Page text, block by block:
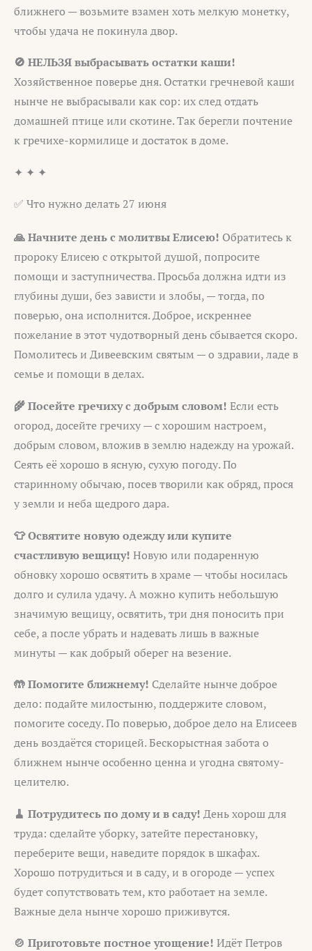
ближнего — возьмите взамен хоть мелкую монетку,
чтобы удача не покинула двор.
🚫 НЕЛЬЗЯ выбрасывать остатки каши!
Хозяйственное поверье дня. Остатки гречневой каши
нынче не выбрасывали как сор: их след отдать
домашней птице или скотине. Так берегли почтение
к гречихе-кормилице и достаток в доме.
✦ ✦ ✦
✅ Что нужно делать 27 июня
🙏 Начните день с молитвы Елисею! Обратитесь к
пророку Елисею с открытой душой, попросите
помощи и заступничества. Просьба должна идти из
глубины души, без зависти и злобы, — тогда, по
поверью, она исполнится. Доброе, искреннее
пожелание в этот чудотворный день сбывается скоро.
Помолитесь и Дивеевским святым — о здравии, ладе в
семье и помощи в делах.
🌾 Посейте гречиху с добрым словом! Если есть
огород, досейте гречиху — с хорошим настроем,
добрым словом, вложив в землю надежду на урожай.
Сеять её хорошо в ясную, сухую погоду. По
старинному обычаю, посев творили как обряд, прося
у земли и неба щедрого дара.
👕 Освятите новую одежду или купите
счастливую вещицу! Новую или подаренную
обновку хорошо освятить в храме — чтобы носилась
долго и сулила удачу. А можно купить небольшую
значимую вещицу, освятить, три дня поносить при
себе, а после убрать и надевать лишь в важные
минуты — как добрый оберег на везение.
🤲 Помогите ближнему! Сделайте нынче доброе
дело: подайте милостыню, поддержите словом,
помогите соседу. По поверью, доброе дело на Елисеев
день воздаётся сторицей. Бескорыстная забота о
ближнем нынче особенно ценна и угодна святому-
целителю.
🧹 Потрудитесь по дому и в саду! День хорош для
труда: сделайте уборку, затейте перестановку,
переберите вещи, наведите порядок в шкафах.
Хорошо потрудиться и в саду, и в огороде — успех
будет сопутствовать тем, кто работает на земле.
Важные дела нынче хорошо приживутся.
🍲 Приготовьте постное угощение! Идёт Петров